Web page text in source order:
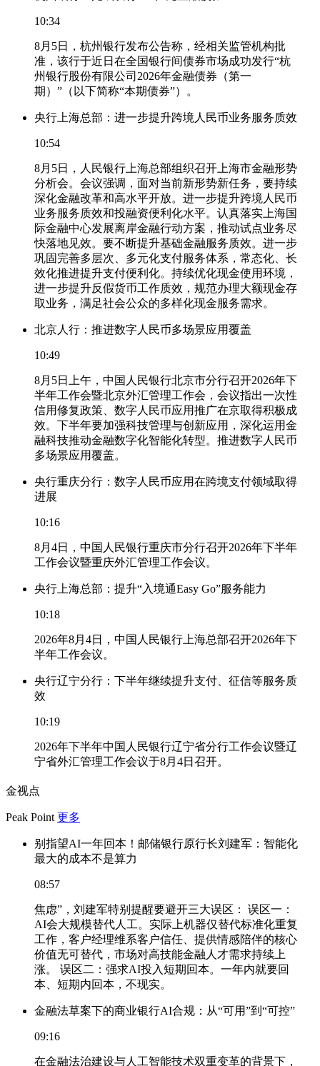
10:34
8月5日，杭州银行发布公告称，经相关监管机构批
准，该行于近日在全国银行间债券市场成功发行“杭
州银行股份有限公司2026年金融债券（第一
期）”（以下简称“本期债券”）。
央行上海总部：进一步提升跨境人民币业务服务质效
10:54
8月5日，人民银行上海总部组织召开上海市金融形势
分析会。会议强调，面对当前新形势新任务，要持续
深化金融改革和高水平开放。进一步提升跨境人民币
业务服务质效和投融资便利化水平。认真落实上海国
际金融中心发展离岸金融行动方案，推动试点业务尽
快落地见效。要不断提升基础金融服务质效。进一步
巩固完善多层次、多元化支付服务体系，常态化、长
效化推进提升支付便利化。持续优化现金使用环境，
进一步提升反假货币工作质效，规范办理大额现金存
取业务，满足社会公众的多样化现金服务需求。
北京人行：推进数字人民币多场景应用覆盖
10:49
8月5日上午，中国人民银行北京市分行召开2026年下
半年工作会暨北京外汇管理工作会，会议指出一次性
信用修复政策、数字人民币应用推广在京取得积极成
效。下半年要加强科技管理与创新应用，深化运用金
融科技推动金融数字化智能化转型。推进数字人民币
多场景应用覆盖。
央行重庆分行：数字人民币应用在跨境支付领域取得
进展
10:16
8月4日，中国人民银行重庆市分行召开2026年下半年
工作会议暨重庆外汇管理工作会议。
央行上海总部：提升“入境通Easy Go”服务能力
10:18
2026年8月4日，中国人民银行上海总部召开2026年下
半年工作会议。
央行辽宁分行：下半年继续提升支付、征信等服务质
效
10:19
2026年下半年中国人民银行辽宁省分行工作会议暨辽
宁省外汇管理工作会议于8月4日召开。
金视点
Peak Point 更多
别指望AI一年回本！邮储银行原行长刘建军：智能化
最大的成本不是算力
08:57
焦虑”，刘建军特别提醒要避开三大误区： 误区一：
AI会大规模替代人工。实际上机器仅替代标准化重复
工作，客户经理维系客户信任、提供情感陪伴的核心
价值无可替代，市场对高技能金融人才需求持续上
涨。 误区二：强求AI投入短期回本。一年内就要回
本、短期内回本，不现实。
金融法草案下的商业银行AI合规：从“可用”到“可控”
09:16
在金融法治建设与人工智能技术双重变革的背景下，